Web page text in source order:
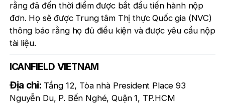
rằng đã đến thời điểm được bắt đầu tiến hành nộp
đơn. Họ sẽ được Trung tâm Thị thực Quốc gia (NVC)
thông báo rằng họ đủ điều kiện và được yêu cầu nộp
tài liệu.
ICANFIELD VIETNAM
Địa chỉ: Tầng 12, Tòa nhà President Place 93
Nguyễn Du, P. Bến Nghé, Quận 1, TP.HCM